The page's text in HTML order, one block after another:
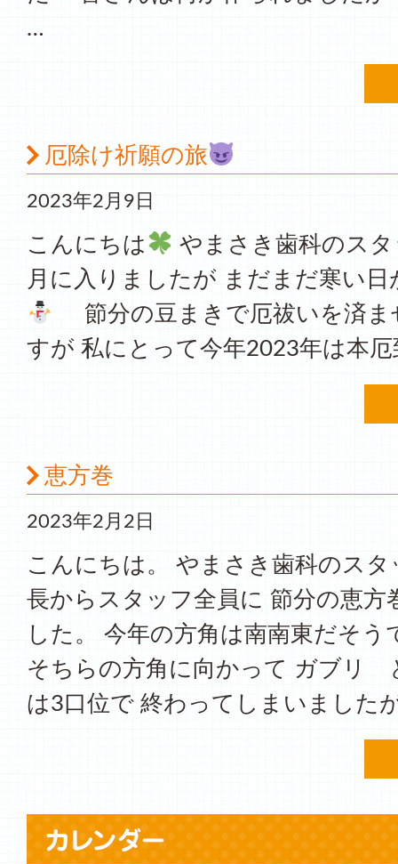
…
厄除け祈願の旅
2023年2月9日
こんにちは
やまさき歯科のス
月に入りましたが まだまだ寒い
節分の豆まきで厄祓いを済ま
すが 私にとって今年2023年は本
恵方巻
2023年2月2日
こんにちは。 やまさき歯科のスタ
長からスタッフ全員に 節分の恵方
した。 今年の方角は南南東だそう
そちらの方角に向かって ガブリ
は3口位で 終わってしまいました